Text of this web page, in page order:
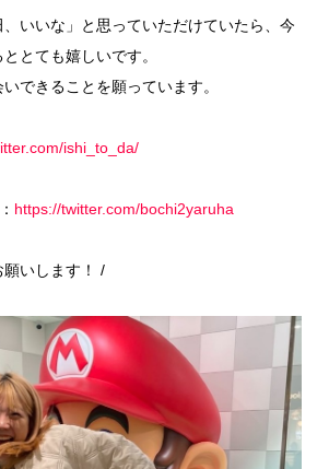
いいな」と思っていただけていたら、今
とても嬉しいです。
できることを願っています。
ishi_to_da/
https://twitter.com/bochi2yaruha
いします！ /